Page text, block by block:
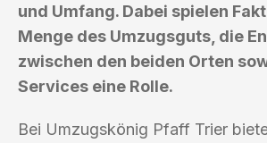
und Umfang. Dabei spielen
Menge des Umzugsguts, die
zwischen den beiden Orten
Services eine Rolle.
Bei Umzugskönig Pfaff Trier